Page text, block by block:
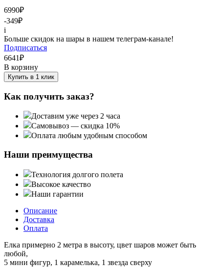
6990₽
-349₽
i
Больше скидок на шары в нашем телеграм-канале!
Подписаться
6641₽
В корзину
Купить в 1 клик
Как получить заказ?
Доставим уже через 2 часа
Самовывоз — скидка 10%
Оплата любым удобным способом
Наши преимущества
Технология долгого полета
Высокое качество
Наши гарантии
Описание
Доставка
Оплата
Елка примерно 2 метра в высоту, цвет шаров может быть
любой,
5 мини фигур, 1 карамелька, 1 звезда сверху